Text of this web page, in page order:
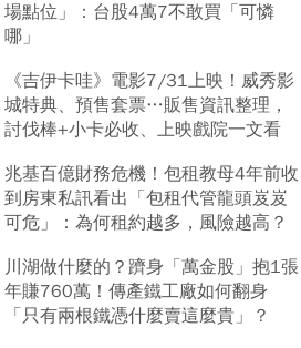
場點位」：台股4萬7不敢買「可憐
哪」
《吉伊卡哇》電影7/31上映！威秀影
城特典、預售套票…販售資訊整理，
討伐棒+小卡必收、上映戲院一文看
兆基百億財務危機！包租教母4年前收
到房東私訊看出「包租代管龍頭岌岌
可危」：為何租約越多，風險越高？
川湖做什麼的？躋身「萬金股」抱1張
年賺760萬！傳產鐵工廠如何翻身
「只有兩根鐵憑什麼賣這麼貴」？